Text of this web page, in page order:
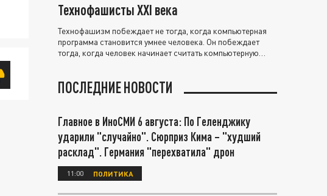
Технофашисты XXI века
Технофашизм побеждает не тогда, когда компьютерная
программа становится умнее человека. Он побеждает
тогда, когда человек начинает считать компьютерную
ПОСЛЕДНИЕ НОВОСТИ
Главное в ИноСМИ 6 августа: По Геленджику
ударили "случайно". Сюрприз Кима – "худший
расклад". Германия "перехватила" дрон
11:00 ПОЛИТИКА